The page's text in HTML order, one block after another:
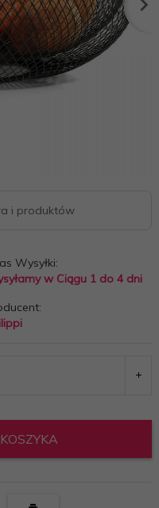
i produktów
Wysyłki:
w Ciągu 1 do 4 dni